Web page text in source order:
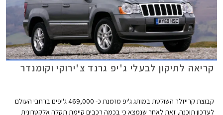
קריאה לתיקון לבעלי ג'יפ גרנד צ'ירוקי וקומנדר
קבוצת קרייזלר השולטת במותג ג'יפ מזמנת כ- 469,000 ג'יפים ברחבי העולם
לעדכון תוכנה, זאת לאחר שנמצא כי בכמה רכבים קיימת תקלה אלקטרונית